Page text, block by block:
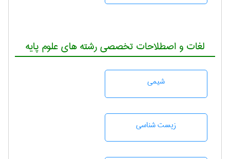
لغات و اصطلاحات تخصصی رشته های علوم پایه
شيمی
زيست شناسی